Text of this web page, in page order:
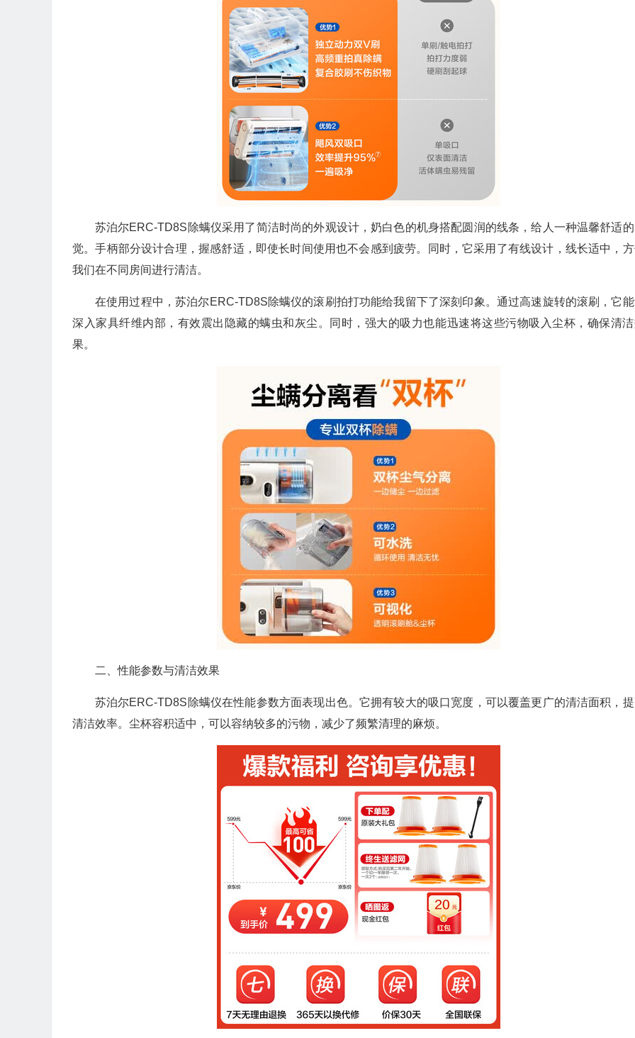
苏泊尔ERC-TD8S除螨仪采用了简洁时尚的外观设计，奶白色的机身搭配圆润的线条，给人一种温馨舒适
觉。手柄部分设计合理，握感舒适，即使长时间使用也不会感到疲劳。同时，它采用了有线设计，线长适中，
我们在不同房间进行清洁。
在使用过程中，苏泊尔ERC-TD8S除螨仪的滚刷拍打功能给我留下了深刻印象。通过高速旋转的滚刷，它
深入家具纤维内部，有效震出隐藏的螨虫和灰尘。同时，强大的吸力也能迅速将这些污物吸入尘杯，确保清
果。
二、性能参数与清洁效果
苏泊尔ERC-TD8S除螨仪在性能参数方面表现出色。它拥有较大的吸口宽度，可以覆盖更广的清洁面积，
清洁效率。尘杯容积适中，可以容纳较多的污物，减少了频繁清理的麻烦。